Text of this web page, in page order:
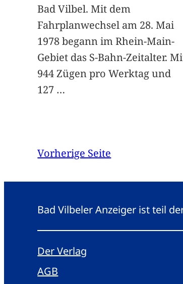
Bad Vilbel. Mit dem
Fahrplanwechsel am 28. Mai
1978 begann im Rhein-Main-
Gebiet das S-Bahn-Zeitalter.
944 Zügen pro Werktag und
127 …
Vorherige Seite
Bad Vilbeler Anzeiger ist teil
Der Verlag
AGB